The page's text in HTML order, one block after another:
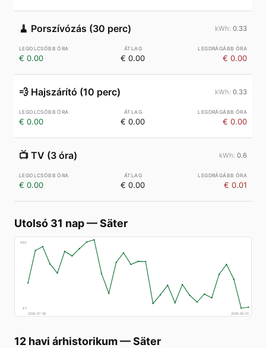
🧹 Porszívózás (30 perc) 0.33
€ 0.00 € 0.00 € 0.00
💨 Hajszárító (10 perc) 0.33
€ 0.00 € 0.00 € 0.00
📺 TV (3 óra) 0.6
€ 0.00 € 0.00 € 0.01
Utolsó 31 nap—Säter
€83
€7
2026-07-08
2026-08-07
12 havi árhistorikum—Säter